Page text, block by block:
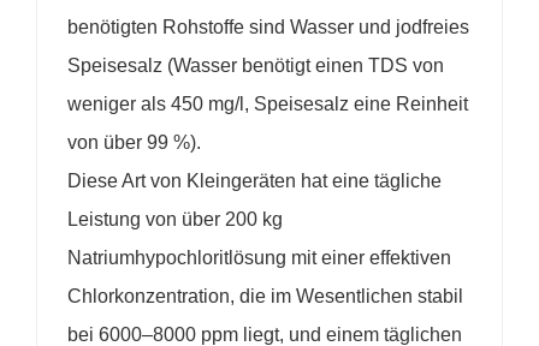
benötigten Rohstoffe sind Wasser und jodfreies
Speisesalz (Wasser benötigt einen TDS von
weniger als 450 mg/l, Speisesalz eine Reinheit
von über 99 %).
Diese Art von Kleingeräten hat eine tägliche
Leistung von über 200 kg
Natriumhypochloritlösung mit einer effektiven
Chlorkonzentration, die im Wesentlichen stabil
bei 6000–8000 ppm liegt, und einem täglichen